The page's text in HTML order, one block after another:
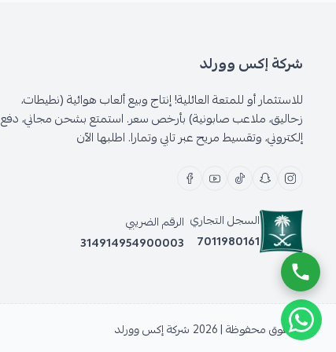
شركة إكس وورلد
للاستثمار أو للمتعة العائلية! إنتاج وبيع ألعاب هوائية (نطيطات،
زحاليق، ملاعب صابونية) بأرخص سعر. استمتع بشحن مجاني، دفع
إلكتروني، وتقسيط مريح عبر تابي وتمارا. اطلبها الآن
السجل التجاري
7011980161
الرقم الضريبي
314914954900003
الحقوق محفوظة | 2026 شركة إكس وورلد